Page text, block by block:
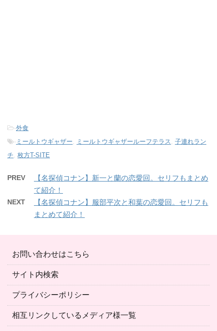
-外食
- ミールトウギャザー, ミールトウギャザールーフテラス, 子連れラン
チ, 枚方T-SITE
PREV
【名探偵コナン】新一と蘭の恋愛回。セリフもまとめ
て紹介！
NEXT
【名探偵コナン】服部平次と和葉の恋愛回。セリフも
まとめて紹介！
お問い合わせはこちら
サイト内検索
プライバシーポリシー
相互リンクしているメディア様一覧